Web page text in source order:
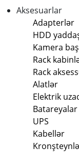
Aksesuarlar
Adapterlər
HDD
Kamera
Rack
Rack
Alatlər
Elektrik
Batareyalar
UPS
Kabellər